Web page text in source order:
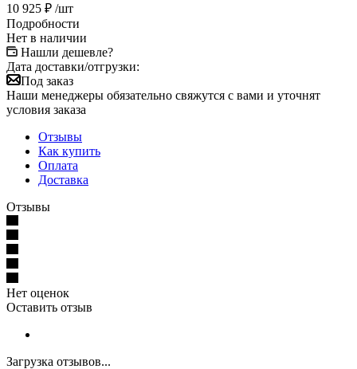
10 925 ₽ /шт
Подробности
Нет в наличии
Нашли дешевле?
Дата доставки/отгрузки:
Под заказ
Наши менеджеры обязательно свяжутся с вами и уточнят
условия заказа
Отзывы
Как купить
Оплата
Доставка
Отзывы
Нет оценок
Оставить отзыв
Загрузка отзывов...